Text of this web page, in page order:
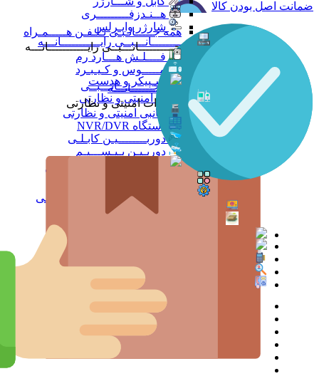
هــنـدزفـــــــــری
شارژر وایـرلس
همه جـــــانـبـی تـلـفـن هـــــمـراه
جــــــــــانـــبــی رایـــــــــــانـــه
جــــــــــانـــبــی رایـــــــــــانـــه
فــــلـش هـــارد رم
مـــــوس و کـیـبـرد
اسـپیکر و هدست
همه جــــــــــانـــبــی
رایـــــــــــانـــه
تجهیزات امنیتی و نظارتی
تجهیزات امنیتی و نظارتی
جانبی امنیتی و نظارتی
دستگاه NVR/DVR
دوربــــــــیـن کابـلـی
دوربـیـن بـیـســـیـم
همه تجهیزات امنیتی و نظارتی
باطری و شارژر باطری
همه تــــــــجـــهــــیـزات جــــــانـبـی
انــــــــــــدرویــد بـــــــــاکــــس
همه دســتـه بــنـدی کـالـاهــا
ضمانت اصل بودن کالا